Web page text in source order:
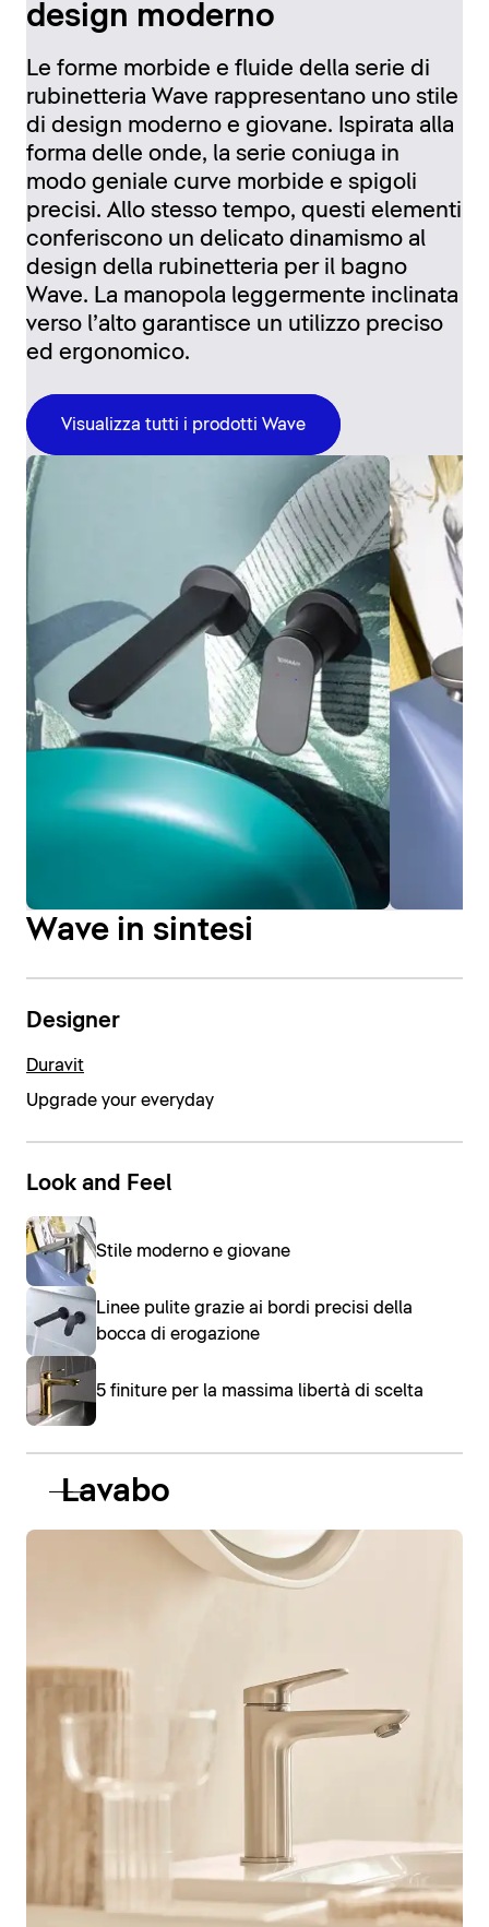
design moderno
Le forme morbide e fluide della serie di
rubinetteria Wave rappresentano uno stile
di design moderno e giovane. Ispirata alla
forma delle onde, la serie coniuga in
modo geniale curve morbide e spigoli
precisi. Allo stesso tempo, questi elementi
conferiscono un delicato dinamismo al
design della rubinetteria per il bagno
Wave. La manopola leggermente inclinata
verso l’alto garantisce un utilizzo preciso
ed ergonomico.
Visualizza tutti i prodotti Wave
Wave in sintesi
Designer
Duravit
Upgrade your everyday
Look and Feel
Stile moderno e giovane
Linee pulite grazie ai bordi precisi della
bocca di erogazione
5 finiture per la massima libertà di scelta
Lavabo